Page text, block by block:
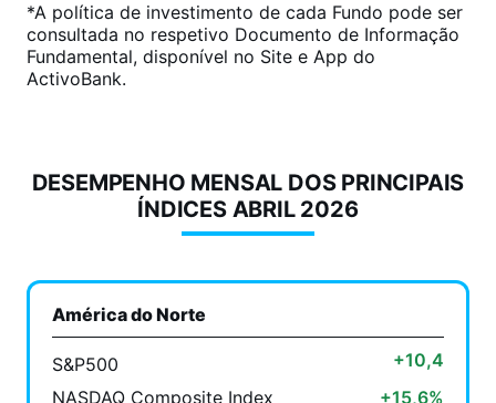
*A política de investimento de cada Fundo pode ser
consultada no respetivo Documento de Informação
Fundamental, disponível no Site e App do
ActivoBank.
DESEMPENHO MENSAL DOS PRINCIPAIS
ÍNDICES ABRIL 2026
América do Norte
S&P500
+10,4
NASDAQ Composite Index
+15,6%